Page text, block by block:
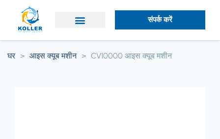
संपर्क करें
घर > आइस क्यूब मशीन > CV10000 आइस क्यूब मशीन